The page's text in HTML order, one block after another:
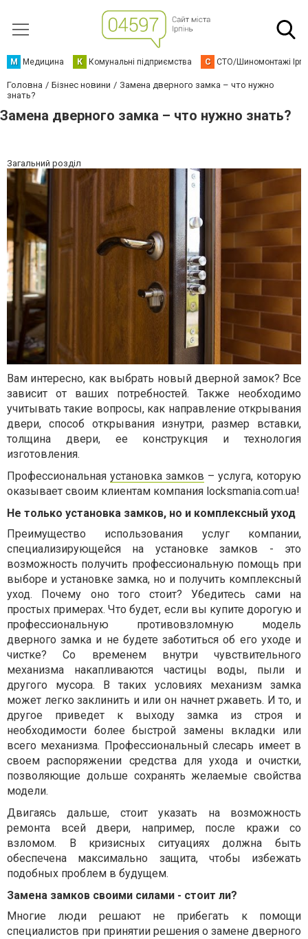
М Медицина К Комунальні підприємства С СТО/Шиномонтажі
Головна Бізнес новини
Замена дверного замка – что нужно
знать?
Замена дверного замка – что нужно знать?
Загальний розділ
Вам интересно, как выбрать новый дверной замок? Все
зависит от ваших потребностей. Также необходимо
учитывать такие вопросы, как направление открывания
двери, способ открывания изнутри, размер вставки,
толщина двери, ее конструкция и технология
изготовления.
Профессиональная установка замков – услуга, которую
оказывает своим клиентам компания locksmania.com.ua!
Не только установка замков, но и комплексный уход
Преимущество использования услуг компании,
специализирующейся на установке замков - это
возможность получить профессиональную помощь при
выборе и установке замка, но и получить комплексный
уход. Почему оно того стоит? Убедитесь сами на
простых примерах. Что будет, если вы купите дорогую и
профессиональную противовзломную модель
дверного замка и не будете заботиться об его уходе и
чистке? Со временем внутри чувствительного
механизма накапливаются частицы воды, пыли и
другого мусора. В таких условиях механизм замка
может легко заклинить и или он начнет ржаветь. И то, и
другое приведет к выходу замка из строя и
необходимости более быстрой замены вкладки или
всего механизма. Профессиональный слесарь имеет в
своем распоряжении средства для ухода и очистки,
позволяющие дольше сохранять желаемые свойства
модели.
Двигаясь дальше, стоит указать на возможность
ремонта всей двери, например, после кражи со
взломом. В кризисных ситуациях должна быть
обеспечена максимально защита, чтобы избежать
подобных проблем в будущем.
Замена замков своими силами - стоит ли?
Многие люди решают не прибегать к помощи
специалистов при принятии решения о замене дверного